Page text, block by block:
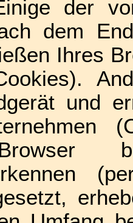
der
dem
Ihres
und